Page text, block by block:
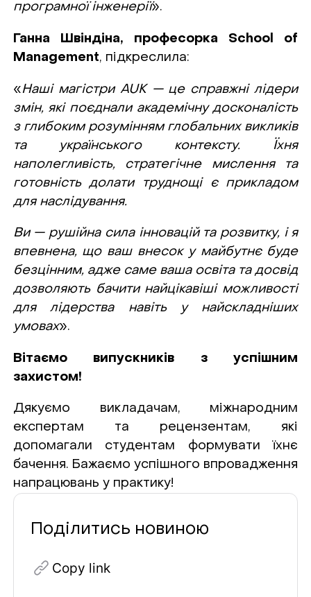
Поділитись новиною
Copy link
програмної інженерії».
Ганна Швіндіна, професорка School of
Management, підкреслила:
«Наші магістри AUK — це справжні лідери
змін, які поєднали академічну досконалість
з глибоким розумінням глобальних викликів
та українського контексту. Їхня
наполегливість, стратегічне мислення та
готовність долати труднощі є прикладом
для наслідування.
Ви — рушійна сила інновацій та розвитку, і я
впевнена, що ваш внесок у майбутнє буде
безцінним, адже саме ваша освіта та досвід
дозволяють бачити найцікавіші можливості
для лідерства навіть у найскладніших
умовах».
Вітаємо випускників з успішним
захистом!
Дякуємо викладачам, міжнародним
експертам та рецензентам, які
допомагали студентам формувати їхнє
бачення. Бажаємо успішного впровадження
напрацювань у практику!